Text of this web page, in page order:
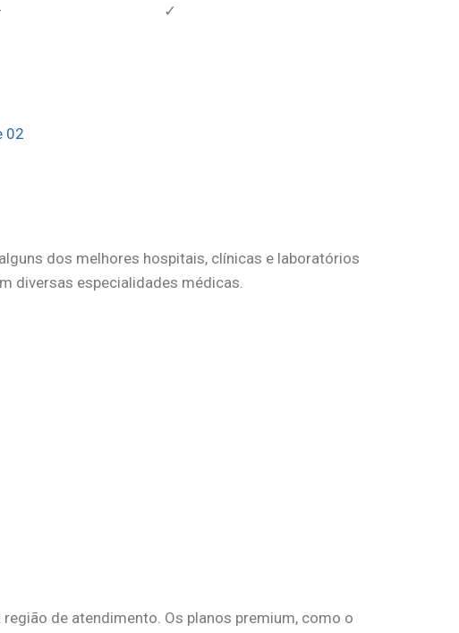
✓
dos melhores hospitais, clínicas e laboratórios
diversas especialidades médicas.
de atendimento. Os planos premium, como o